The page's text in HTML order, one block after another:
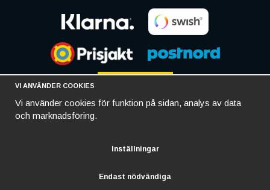
VI ANVÄNDER COOKIES
Vi använder cookies för funktion på sidan, analys av data
och marknadsföring.
Inställningar
Endast nödvändiga